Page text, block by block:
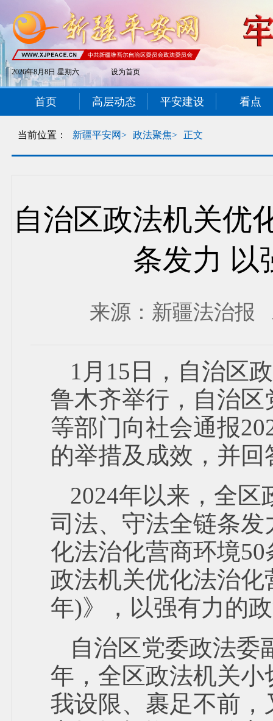
2026年8月8日 星期六 设为首页
首页 高层动态 平安建设 看点
当前位置： 新疆平安网> 政法聚焦> 正文
自治区政法机关优
条发力 以
来源：新疆法治报
1月15日，自治区
鲁木齐举行，自治
等部门向社会通报
的举措及成效，并
2024年以来，全
司法、守法全链条
化法治化营商环境
政法机关优化法治
年)》，以强有力的
自治区党委政法委
年，全区政法机关
我设限、裹足不前